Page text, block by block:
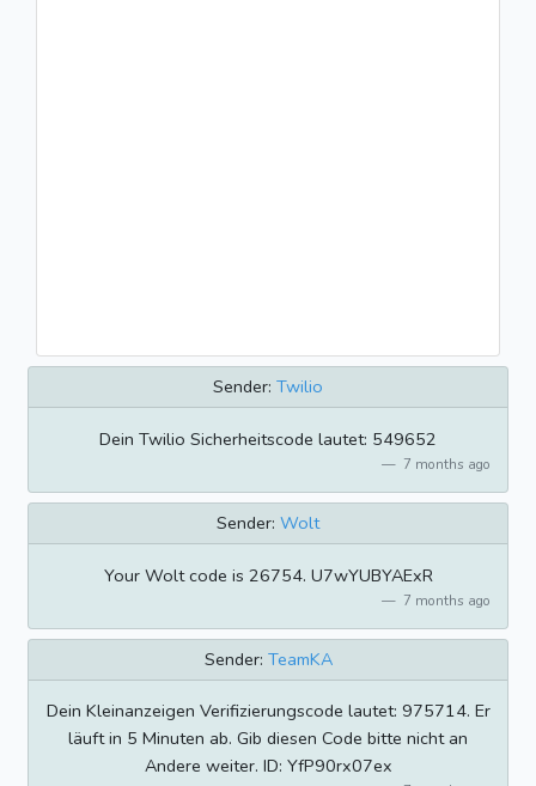
Sender: Twilio
Dein Twilio Sicherheitscode lautet: 549652
7 months ago
Sender: Wolt
Your Wolt code is 26754. U7wYUBYAExR
7 months ago
Sender: TeamKA
Dein Kleinanzeigen Verifizierungscode lautet: 975714. Er
läuft in 5 Minuten ab. Gib diesen Code bitte nicht an
Andere weiter. ID: YfP90rx07ex